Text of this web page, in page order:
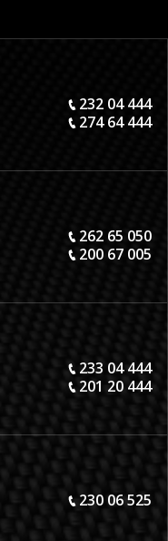
232 04 444
274 64 444
262 65 050
200 67 005
233 04 444
201 20 444
230 06 525